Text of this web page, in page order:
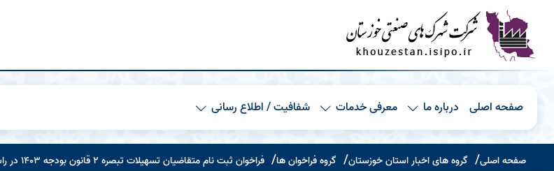
صفحه اصلی درباره ما معرفی خدمات شفافیت / اطلاع رسانی
صفحه اصلی گروه های اخبار استان خوزستان گروه فراخوان ها فراخوان ثبت نام متقاضیان تسهیلات تبصره 2 قانون بودجه 1403 در راستای برنامه حمایت از تولید و اشتغال پایدار رشد تولید ملی